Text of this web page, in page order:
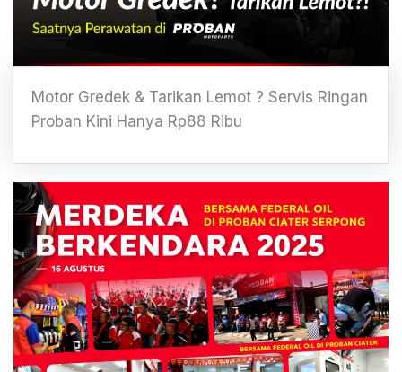
Motor Gredek & Tarikan Lemot ? Servis Ringan
Proban Kini Hanya Rp88 Ribu